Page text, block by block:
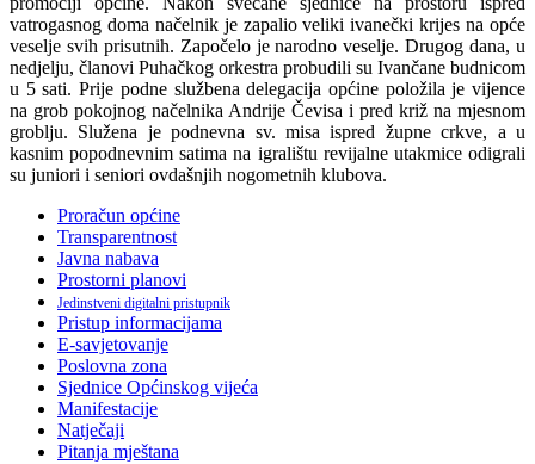
vatrogasnog doma načelnik je zapalio veliki ivanečki krijes na opće
veselje svih prisutnih. Započelo je narodno veselje. Drugog dana, u
nedjelju, članovi Puhačkog orkestra probudili su Ivančane budnicom
u 5 sati. Prije podne službena delegacija općine položila je vijence
na grob pokojnog načelnika Andrije Čevisa i pred križ na mjesnom
groblju. Služena je podnevna sv. misa ispred župne crkve, a u
kasnim popodnevnim satima na igralištu revijalne utakmice odigrali
su juniori i seniori ovdašnjih nogometnih klubova.
Proračun općine
Transparentnost
Javna nabava
Prostorni planovi
Jedinstveni digitalni pristupnik
Pristup informacijama
E-savjetovanje
Poslovna zona
Sjednice Općinskog vijeća
Manifestacije
Natječaji
Pitanja mještana